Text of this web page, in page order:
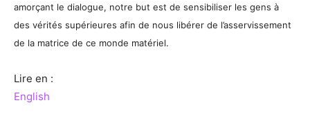
amorçant le dialogue, notre but est de sensibiliser les gens à
des vérités supérieures afin de nous libérer de l’asservissement
de la matrice de ce monde matériel.
Lire en :
English